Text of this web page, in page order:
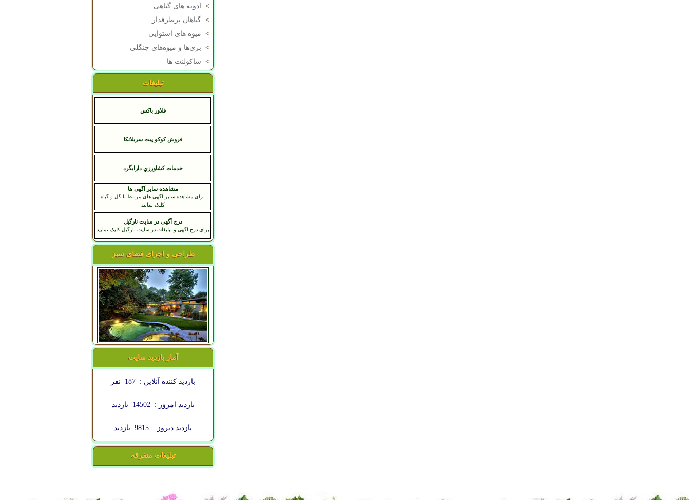
>
ادویه های گیاهی
> گیاهان پرطرفدار
> میوه های استوایی
> بری‌ها و میوه‌های جنگلی
> ساکولنت ها
تبلیغات
فلاور باکس
فروش کوکو پیت سریلانکا
خدمات کشاورزي دارابگرد
مشاهده سایر آگهی ها
برای مشاهده سایر آگهی های مرتبط با گل و گیاه
کلیک نمایید
درج آگهی در سایت نارگیل
برای درج آگهی و تبلیغات در سایت نارگیل کلیک نمایید
طراحی و اجرای فضای سبز
آمار بازدید سایت
بازدید کننده آنلاین : 187 نفر
بازدید امروز : 14502 بازدید
بازدید دیروز : 9815 بازدید
تبلیغات متفرقه